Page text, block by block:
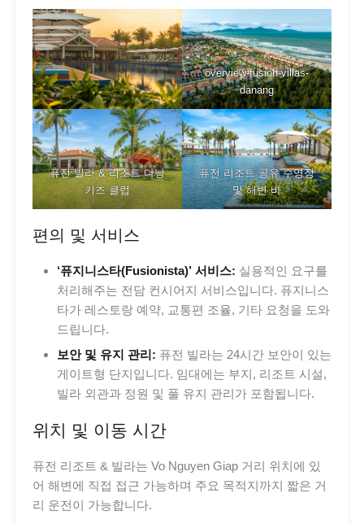
overview-fusion-villas-
danang
퓨전 빌라 & 리조트 다낭
키즈 클럽
퓨전 리조트 공유 수영장
및 해변 바
편의 및 서비스
‘퓨지니스타(Fusionista)’ 서비스: 실용적인 요구를
처리해주는 전담 컨시어지 서비스입니다. 퓨지니스
타가 레스토랑 예약, 교통편 조율, 기타 요청을 도와
드립니다.
보안 및 유지 관리: 퓨전 빌라는 24시간 보안이 있는
게이트형 단지입니다. 임대에는 부지, 리조트 시설,
빌라 외관과 정원 및 풀 유지 관리가 포함됩니다.
위치 및 이동 시간
퓨전 리조트 & 빌라는 Vo Nguyen Giap 거리 위치에 있
어 해변에 직접 접근 가능하며 주요 목적지까지 짧은 거
리 운전이 가능합니다.